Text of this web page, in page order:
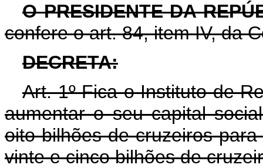
O PRESIDENTE DA
confere o art. 84, item IV, da
DECRETA:
Art. 1º Fica o Instituto de
aumentar o seu capital
oito bilhões de cruzeiros
vinte e cinco bilhões de